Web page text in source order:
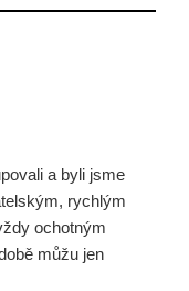
a byli jsme
rychlým
ochotným
můžu jen